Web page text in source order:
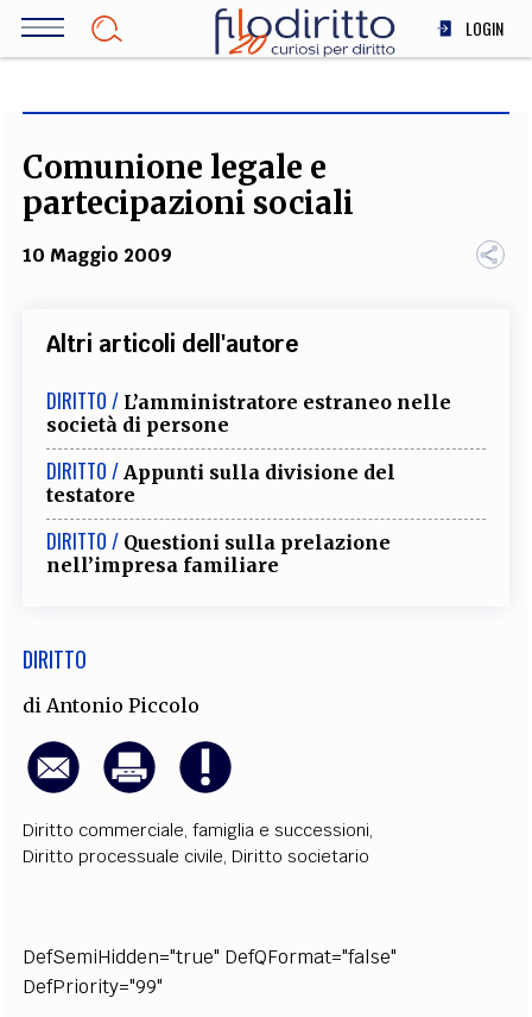
Salta
LOGIN
SOCIETÀ
MEDICINA
ALTRO
FILODIRITTO REDAZIONE COMITATO SCIENTIFICO AUTORI
FOTOGRAFI
EXTRA
Comunione legale e
partecipazioni sociali
10 Maggio 2009
Altri articoli dell'autore
DIRITTO / L’amministratore estraneo nelle
società di persone
DIRITTO / Appunti sulla divisione del
testatore
DIRITTO / Questioni sulla prelazione
nell’impresa familiare
DIRITTO
diAntonio Piccolo
Diritto commerciale,famiglia e successioni,
Diritto processuale civile, Diritto societario
DefSemiHidden="true" DefQFormat="false"
DefPriority="99"